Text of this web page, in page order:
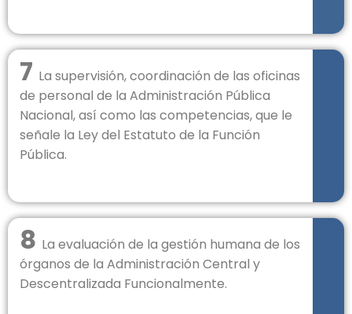
7 La supervisión, coordinación de las oficinas
de personal de la Administración Pública
Nacional, así como las competencias, que le
señale la Ley del Estatuto de la Función
Pública.
8 La evaluación de la gestión humana de los
órganos de la Administración Central y
Descentralizada Funcionalmente.